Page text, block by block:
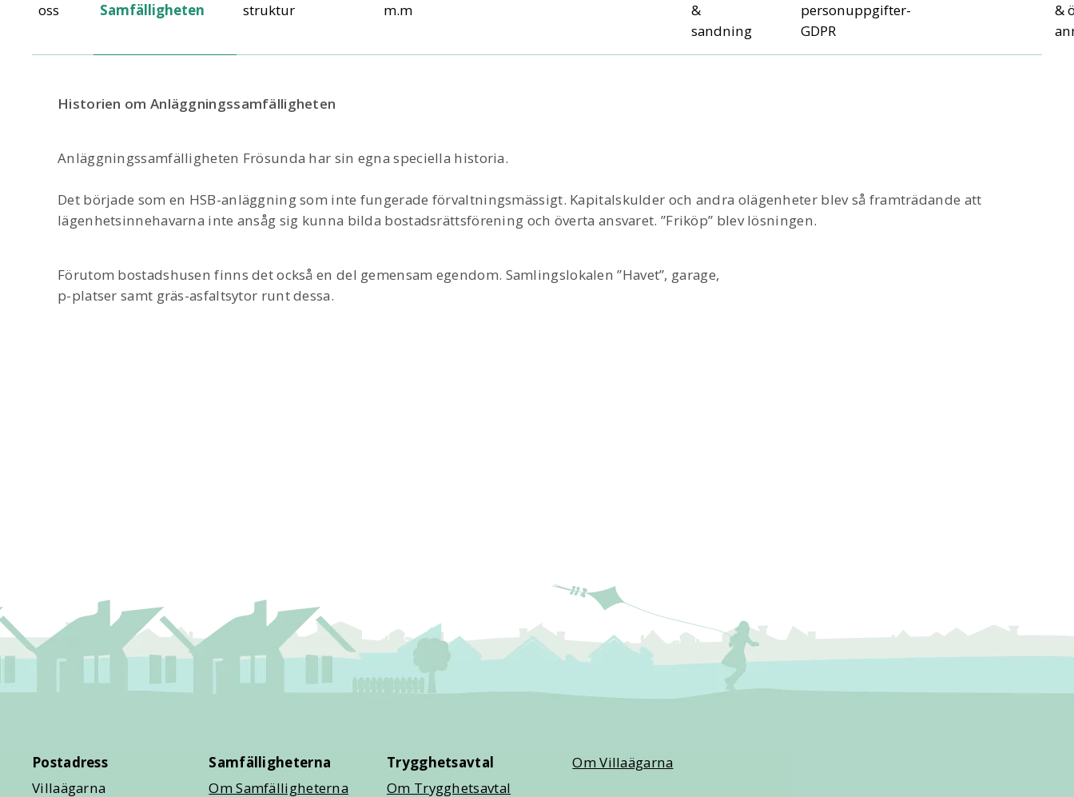
oss
Samfälligheten
struktur
m.m
&
sandning
personuppgifter-
GDPR
&
Historien om Anläggningssamfälligheten
Anläggningssamfälligheten Frösunda har sin egna speciella historia.
Det började som en HSB-anläggning som inte fungerade förvaltningsmässigt. Kapitalskulder och andra olägenheter blev så framträdande att
lägenhetsinnehavarna inte ansåg sig kunna bilda bostadsrättsförening och överta ansvaret. ”Friköp” blev lösningen.
Förutom bostadshusen finns det också en del gemensam egendom. Samlingslokalen ”Havet”, garage,
p-platser samt gräs-asfaltsytor runt dessa.
Postadress
Villaägarna
Samfälligheterna
Om Samfälligheterna
Trygghetsavtal
Om Trygghetsavtal
Om Villaägarna